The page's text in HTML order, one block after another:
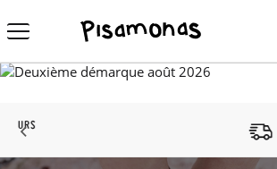
ÉCHANGES ET RETOURS 60